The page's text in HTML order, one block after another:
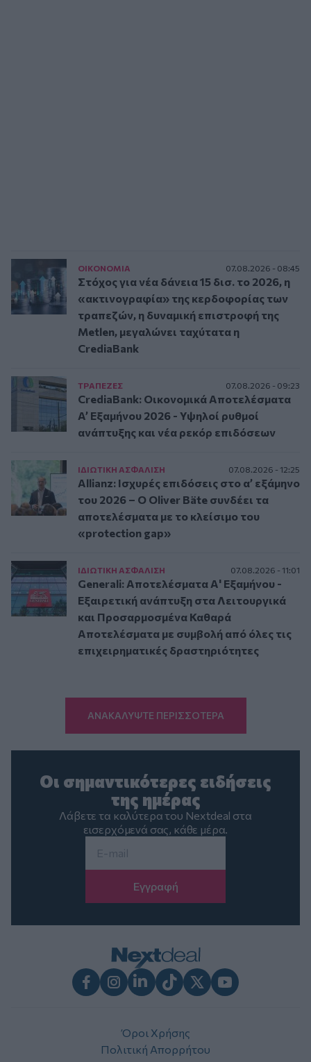
ΟΙΚΟΝΟΜΙΑ 07.08.2026 - 08:45
Στόχος για νέα δάνεια 15 δισ. το 2026, η
«ακτινογραφία» της κερδοφορίας των
τραπεζών, η δυναμική επιστροφή της
Metlen, μεγαλώνει ταχύτατα η
CrediaBank
ΤΡAΠΕΖΕΣ 07.08.2026 - 09:23
CrediaBank: Οικονομικά Αποτελέσματα
A’ Εξαμήνου 2026 - Υψηλοί ρυθμοί
ανάπτυξης και νέα ρεκόρ επιδόσεων
ΙΔΙΩΤΙΚΗ ΑΣΦAΛΙΣΗ 07.08.2026 - 12:25
Allianz: Ισχυρές επιδόσεις στο α’ εξάμηνο
του 2026 – Ο Oliver Bäte συνδέει τα
αποτελέσματα με το κλείσιμο του
«protection gap»
ΙΔΙΩΤΙΚΗ ΑΣΦAΛΙΣΗ 07.08.2026 - 11:01
Generali: Αποτελέσματα Α' Εξαμήνου -
Εξαιρετική ανάπτυξη στα Λειτουργικά
και Προσαρμοσμένα Καθαρά
Αποτελέσματα με συμβολή από όλες τις
επιχειρηματικές δραστηριότητες
ΑΝΑΚΑΛΥΨΤΕ ΠΕΡΙΣΣΟΤΕΡΑ
Οι σημαντικότερες ειδήσεις
της ημέρας
Λάβετε τα καλύτερα του Nextdeal στα
εισερχόμενά σας, κάθε μέρα.
Όροι Χρήσης
Πολιτική Απορρήτου